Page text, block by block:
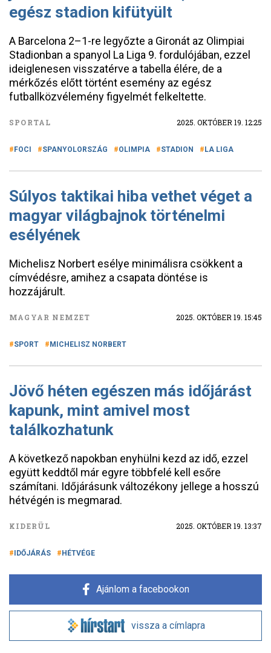
egész stadion kifütyült
A Barcelona 2–1-re legyőzte a Gironát az Olimpiai
Stadionban a spanyol La Liga 9. fordulójában, ezzel
ideiglenesen visszatérve a tabella élére, de a
mérkőzés előtt történt esemény az egész
futballközvélemény figyelmét felkeltette.
SPORTAL 2025. OKTÓBER 19. 12:25
FOCI SPANYOLORSZÁG OLIMPIA STADION LA LIGA
Súlyos taktikai hiba vethet véget a
magyar világbajnok történelmi
esélyének
Michelisz Norbert esélye minimálisra csökkent a
címvédésre, amihez a csapata döntése is
hozzájárult.
MAGYAR NEMZET 2025. OKTÓBER 19. 15:45
SPORT MICHELISZ NORBERT
Jövő héten egészen más időjárást
kapunk, mint amivel most
találkozhatunk
A következő napokban enyhülni kezd az idő, ezzel
együtt keddtől már egyre többfelé kell esőre
számítani. Időjárásunk változékony jellege a hosszú
hétvégén is megmarad.
KIDERÜL 2025. OKTÓBER 19. 13:37
IDŐJÁRÁS HÉTVÉGE
Ajánlom a facebookon
vissza a címlapra